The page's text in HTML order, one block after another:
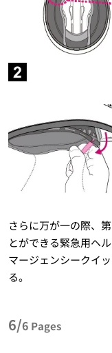
さらに万が一の際、
とができる緊急用ヘ
マージェンシークイ
る。
6/6 Pages